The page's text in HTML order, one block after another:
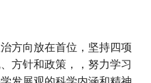
方向放在首位，坚持四项
方针和政策，，努力学习